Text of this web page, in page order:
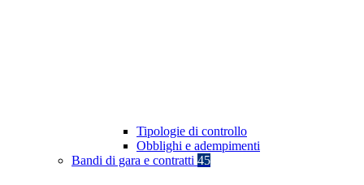
Tipologie di controllo
Obblighi e adempimenti
Bandi di gara e contratti 45